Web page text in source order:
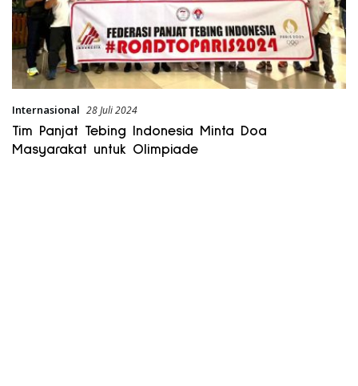
Internasional 28 Juli 2024
Tim Panjat Tebing Indonesia Minta Doa
Masyarakat untuk Olimpiade